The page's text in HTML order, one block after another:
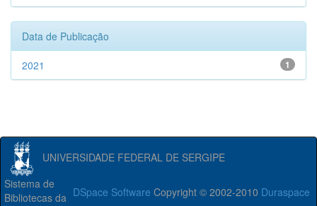
Data de Publicação
1
2021
UNIVERSIDADE FEDERAL DE SERGIPE
DSpace Software Copyright © 2002-2010 Duraspace
Sistema de
Bibliotecas da